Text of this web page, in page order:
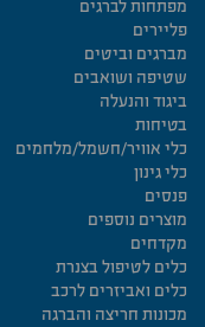
מפתחות לברגים
פליירים
מברגים וביטים
שטיפה ושואבים
ביגוד והנעלה
בטיחות
כלי אוויר/חשמל/מלחמים
כלי גינון
פנסים
מוצרים נוספים
מקדחים
כלים לטיפול בצנרת
כלים ואביזרים לרכב
מכונות חריצה והברגה